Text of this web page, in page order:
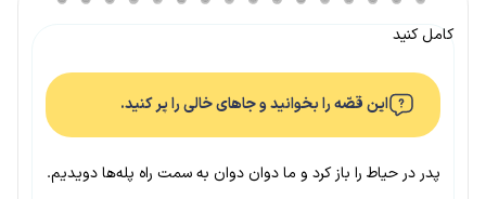
کامل کنید
این قصّه را بخوانید و جاهای خالی را پر کنید.
پدر در حیاط را باز کرد و ما دوان دوان به سمت راه پله‌ها دویدیم.